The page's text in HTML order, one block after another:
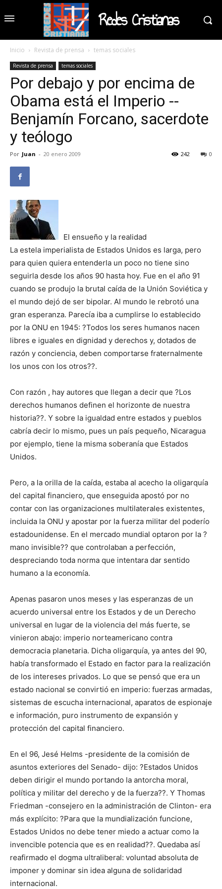
Redes Cristianas
Inicio Revista de prensa temas sociales
Revista de prensa temas sociales
Por debajo y por encima de
Obama está el Imperio --
Benjamín Forcano, sacerdote
y teólogo
Por Juan - 20 enero 2009 0
242
El ensueño y la realidad
La estela imperialista de Estados Unidos es larga, pero
para quien quiera entenderla un poco no tiene sino
seguirla desde los años 90 hasta hoy. Fue en el año 91
cuando se produjo la brutal caída de la Unión Soviética y
el mundo dejó de ser bipolar. Al mundo le rebrotó una
gran esperanza. Parecía iba a cumplirse lo establecido
por la ONU en 1945: ?Todos los seres humanos nacen
libres e iguales en dignidad y derechos y, dotados de
razón y conciencia, deben comportarse fraternalmente
los unos con los otros??.
Con razón , hay autores que llegan a decir que ?Los
derechos humanos definen el horizonte de nuestra
historia??. Y sobre la igualdad entre estados y pueblos
cabría decir lo mismo, pues un país pequeño, Nicaragua
por ejemplo, tiene la misma soberanía que Estados
Unidos.
Pero, a la orilla de la caída, estaba al acecho la oligarquía
del capital financiero, que enseguida apostó por no
contar con las organizaciones multilaterales existentes,
incluida la ONU y apostar por la fuerza militar del poderío
estadounidense. En el mercado mundial optaron por la ?
mano invisible?? que controlaban a perfección,
despreciando toda norma que intentara dar sentido
humano a la economía.
Apenas pasaron unos meses y las esperanzas de un
acuerdo universal entre los Estados y de un Derecho
universal en lugar de la violencia del más fuerte, se
vinieron abajo: imperio norteamericano contra
democracia planetaria. Dicha oligarquía, ya antes del 90,
había transformado el Estado en factor para la realización
de los intereses privados. Lo que se pensó que era un
estado nacional se convirtió en imperio: fuerzas armadas,
sistemas de escucha internacional, aparatos de espionaje
e información, puro instrumento de expansión y
protección del capital financiero.
En el 96, Jesé Helms -presidente de la comisión de
asuntos exteriores del Senado- dijo: ?Estados Unidos
deben dirigir el mundo portando la antorcha moral,
política y militar del derecho y de la fuerza??. Y Thomas
Friedman -consejero en la administración de Clinton- era
más explícito: ?Para que la mundialización funcione,
Estados Unidos no debe tener miedo a actuar como la
invencible potencia que es en realidad??. Quedaba así
reafirmado el dogma ultraliberal: voluntad absoluta de
imponer y dominar sin idea alguna de solidaridad
internacional.